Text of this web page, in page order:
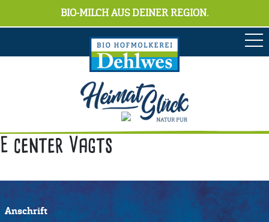
BIO-MILCH AUS DEINER REGION.
E center Vagts
Anschrift